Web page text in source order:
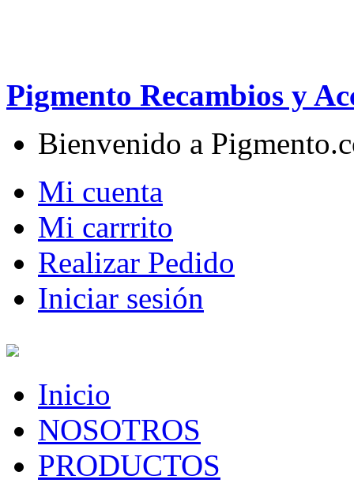
Pigmento Recambios y
Bienvenido a
Mi cuenta
Mi carrrito
Realizar Pedido
Iniciar sesión
Inicio
NOSOTROS
PRODUCTOS